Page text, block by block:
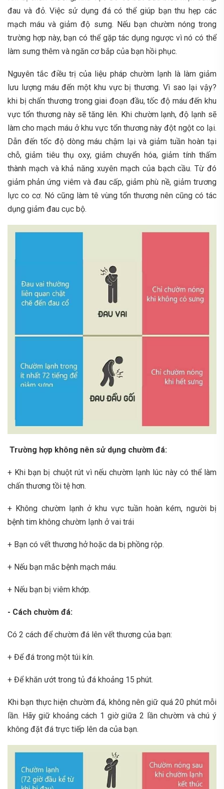
đau và đỏ. Việc sử dụng đá có thể giúp bạn thu hẹp các
mạch máu và giảm độ sưng. Nếu bạn chườm nóng trong
trường hợp này, bạn có thể gặp tác dụng ngược vì nó có thể
làm sưng thêm và ngăn cơ bắp của bạn hồi phục.
Nguyên tắc điều trị của liệu pháp chườm lạnh là làm giảm
lưu lượng máu đến một khu vực bị thương. Vì sao lại vậy?
khi bị chấn thương trong giai đoạn đầu, tốc độ máu đến khu
vực tổn thương này sẽ tăng lên. Khi chườm lạnh, độ lạnh sẽ
làm cho mạch máu ở khu vực tổn thương này đột ngột co lại.
Dẫn đến tốc độ dòng máu chậm lại và giảm tuần hoàn tại
chỗ, giảm tiêu thụ oxy, giảm chuyển hóa, giảm tính thấm
thành mạch và khả năng xuyên mạch của bạch cầu. Từ đó
giảm phản ứng viêm và đau cấp, giảm phù nề, giảm trương
lực co cơ. Nó cũng làm tê vùng tổn thương nên cũng có tác
dụng giảm đau cục bộ.
Trường hợp không nên sử dụng chườm đá:
+ Khi bạn bị chuột rút vì nếu chườm lạnh lúc này có thể làm
chấn thương tồi tệ hơn.
+ Không chườm lạnh ở khu vực tuần hoàn kém, người bị
bệnh tim không chườm lạnh ở vai trái
+ Bạn có vết thương hở hoặc da bị phồng rộp.
+ Nếu bạn mắc bệnh mạch máu.
+ Nếu bạn bị viêm khớp.
- Cách chườm đá:
Có 2 cách để chườm đá lên vết thương của bạn:
+ Để đá trong một túi kín.
+ Để khăn ướt trong tủ đá khoảng 15 phút.
Khi bạn thực hiện chườm đá, không nên giữ quá 20 phút mỗi
lần. Hãy giữ khoảng cách 1 giờ giữa 2 lần chườm và chú ý
không đặt đá trực tiếp lên da của bạn.